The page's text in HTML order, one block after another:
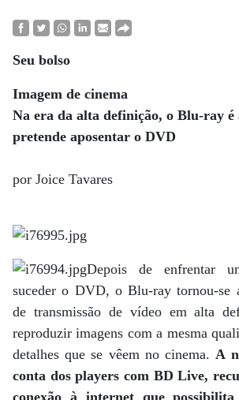
Seu bolso
Imagem de cinema
Na era da alta definição, o Blu-ray é
pretende aposentar o DVD
por Joice Tavares
Depois de enfrentar
suceder o DVD, o Blu-ray tornou-se
de transmissão de vídeo em alta
reproduzir imagens com a mesma
detalhes que se vêem no cinema.A
conta dos players com BD Live,